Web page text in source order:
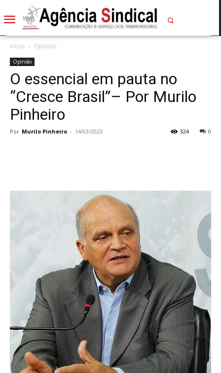
Início Opinião
Opinião
O essencial em pauta no
“Cresce Brasil”– Por Murilo
Pinheiro
Por Murilo Pinheiro - 14/03/2023 0
324